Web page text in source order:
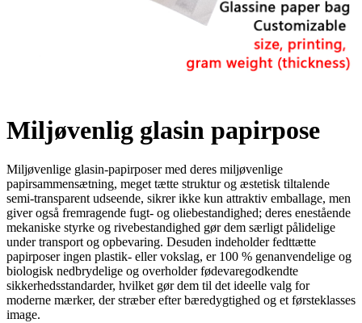
Miljøvenlig glasin papirpose
Miljøvenlige glasin-papirposer med deres miljøvenlige
papirsammensætning, meget tætte struktur og æstetisk tiltalende
semi-transparent udseende, sikrer ikke kun attraktiv emballage, men
giver også fremragende fugt- og oliebestandighed; deres enestående
mekaniske styrke og rivebestandighed gør dem særligt pålidelige
under transport og opbevaring. Desuden indeholder fedttætte
papirposer ingen plastik- eller vokslag, er 100 % genanvendelige og
biologisk nedbrydelige og overholder fødevaregodkendte
sikkerhedsstandarder, hvilket gør dem til det ideelle valg for
moderne mærker, der stræber efter bæredygtighed og et førsteklasses
image.